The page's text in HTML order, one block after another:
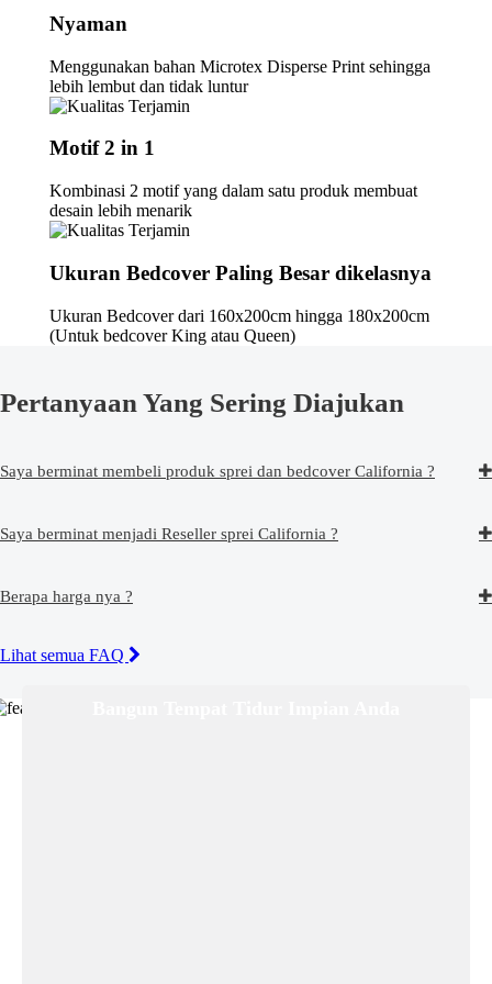
Nyaman
Menggunakan bahan Microtex Disperse Print sehingga
lebih lembut dan tidak luntur
Motif 2 in 1
Kombinasi 2 motif yang dalam satu produk membuat
desain lebih menarik
Ukuran Bedcover Paling Besar dikelasnya
Ukuran Bedcover dari 160x200cm hingga 180x200cm
(Untuk bedcover King atau Queen)
Pertanyaan Yang Sering Diajukan
Saya berminat membeli produk sprei dan bedcover California ?
Saya berminat menjadi Reseller sprei California ?
Berapa harga nya ?
Lihat semua FAQ